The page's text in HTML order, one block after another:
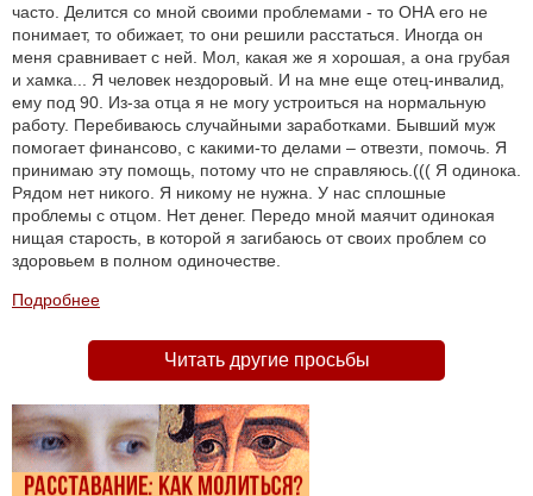
часто. Делится со мной своими проблемами - то ОНА его не
понимает, то обижает, то они решили расстаться. Иногда он
меня сравнивает с ней. Мол, какая же я хорошая, а она грубая
и хамка... Я человек нездоровый. И на мне еще отец-инвалид,
ему под 90. Из-за отца я не могу устроиться на нормальную
работу. Перебиваюсь случайными заработками. Бывший муж
помогает финансово, с какими-то делами – отвезти, помочь. Я
принимаю эту помощь, потому что не справляюсь.((( Я одинока.
Рядом нет никого. Я никому не нужна. У нас сплошные
проблемы с отцом. Нет денег. Передо мной маячит одинокая
нищая старость, в которой я загибаюсь от своих проблем со
здоровьем в полном одиночестве.
Подробнее
Читать другие просьбы